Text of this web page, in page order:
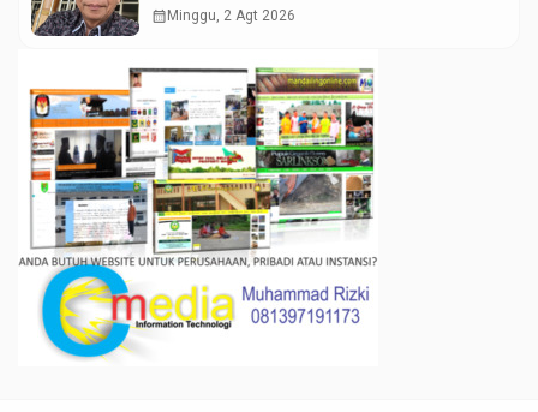
calendar_month Minggu, 2 Agt 2026